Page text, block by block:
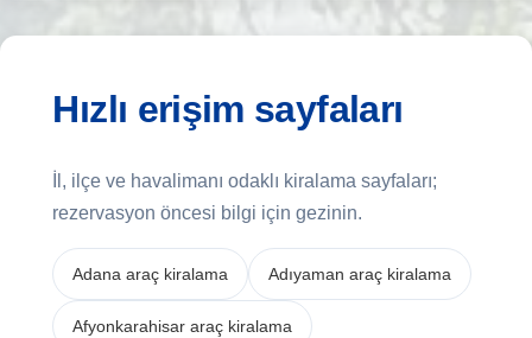
Hızlı erişim sayfaları
İl, ilçe ve havalimanı odaklı kiralama sayfaları;
rezervasyon öncesi bilgi için gezinin.
Adana araç kiralama Adıyaman araç kiralama
Afyonkarahisar araç kiralama